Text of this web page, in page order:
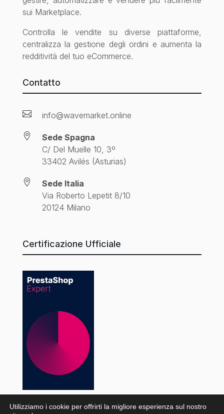
sui Marketplace.
Controlla le vendite su diverse piattaforme,
centralizza la gestione degli ordini e aumenta la
redditività del tuo eCommerce.
Contatto
 info@wavemarket.online

Sede Spagna
C/ Del Muelle 10, 3º
33402 Avilés (Asturias)

Sede Italia
Via Roberto Lepetit 8/10
20124 Milano
Certificazione Ufficiale
Utilizziamo i cookie per offrirti la migliore esperienza sul nostro